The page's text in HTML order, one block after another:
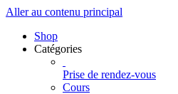
Aller au contenu principal
Shop
Catégories
Prise de rendez-vous
Cours